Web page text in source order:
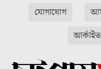
যোগাযোগ
আর্কাইভ